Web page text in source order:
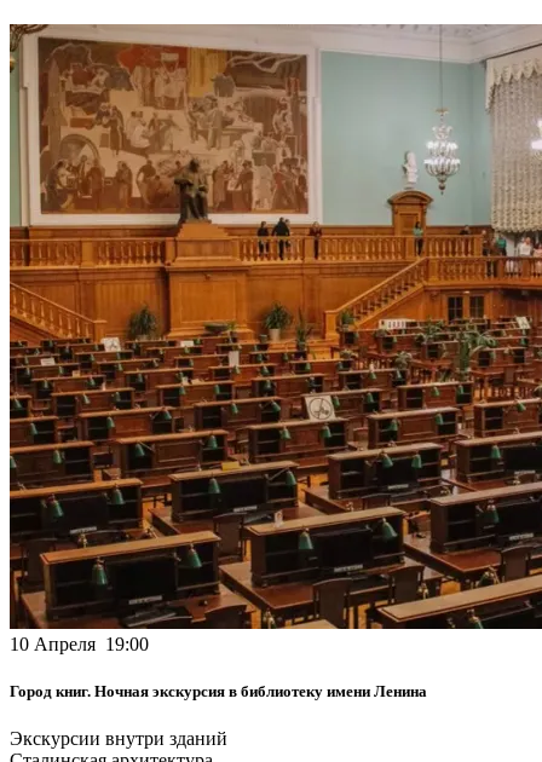
10 Апреля 19:00
Город книг. Ночная экскурсия в библиотеку имени Ленина
Экскурсии внутри зданий